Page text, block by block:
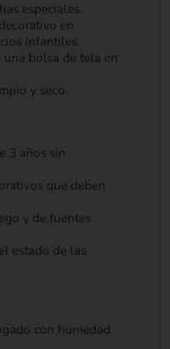
especiales.
en
infantiles.
bolsa de tela en
y seco.
3 años sin
que deben
y de fuentes
estado de las
con humedad